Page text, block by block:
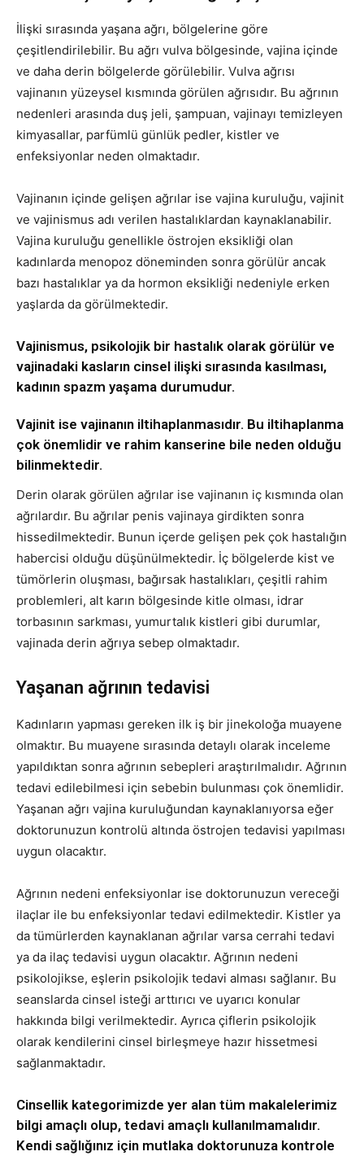
İlişki sırasında yaşana ağrı, bölgelerine göre
çeşitlendirilebilir. Bu ağrı vulva bölgesinde, vajina içinde
ve daha derin bölgelerde görülebilir. Vulva ağrısı
vajinanın yüzeysel kısmında görülen ağrısıdır. Bu ağrının
nedenleri arasında duş jeli, şampuan, vajinayı temizleyen
kimyasallar, parfümlü günlük pedler, kistler ve
enfeksiyonlar neden olmaktadır.
Vajinanın içinde gelişen ağrılar ise vajina kuruluğu, vajinit
ve vajinismus adı verilen hastalıklardan kaynaklanabilir.
Vajina kuruluğu genellikle östrojen eksikliği olan
kadınlarda menopoz döneminden sonra görülür ancak
bazı hastalıklar ya da hormon eksikliği nedeniyle erken
yaşlarda da görülmektedir.
Vajinismus, psikolojik bir hastalık olarak görülür ve
vajinadaki kasların cinsel ilişki sırasında kasılması,
kadının spazm yaşama durumudur.
Vajinit ise vajinanın iltihaplanmasıdır. Bu iltihaplanma
çok önemlidir ve rahim kanserine bile neden olduğu
bilinmektedir.
Derin olarak görülen ağrılar ise vajinanın iç kısmında olan
ağrılardır. Bu ağrılar penis vajinaya girdikten sonra
hissedilmektedir. Bunun içerde gelişen pek çok hastalığın
habercisi olduğu düşünülmektedir. İç bölgelerde kist ve
tümörlerin oluşması, bağırsak hastalıkları, çeşitli rahim
problemleri, alt karın bölgesinde kitle olması, idrar
torbasının sarkması, yumurtalık kistleri gibi durumlar,
vajinada derin ağrıya sebep olmaktadır.
Yaşanan ağrının tedavisi
Kadınların yapması gereken ilk iş bir jinekoloğa muayene
olmaktır. Bu muayene sırasında detaylı olarak inceleme
yapıldıktan sonra ağrının sebepleri araştırılmalıdır. Ağrının
tedavi edilebilmesi için sebebin bulunması çok önemlidir.
Yaşanan ağrı vajina kuruluğundan kaynaklanıyorsa eğer
doktorunuzun kontrolü altında östrojen tedavisi yapılması
uygun olacaktır.
Ağrının nedeni enfeksiyonlar ise doktorunuzun vereceği
ilaçlar ile bu enfeksiyonlar tedavi edilmektedir. Kistler ya
da tümürlerden kaynaklanan ağrılar varsa cerrahi tedavi
ya da ilaç tedavisi uygun olacaktır. Ağrının nedeni
psikolojikse, eşlerin psikolojik tedavi alması sağlanır. Bu
seanslarda cinsel isteği arttırıcı ve uyarıcı konular
hakkında bilgi verilmektedir. Ayrıca çiflerin psikolojik
olarak kendilerini cinsel birleşmeye hazır hissetmesi
sağlanmaktadır.
Cinsellik kategorimizde yer alan tüm makalelerimiz
bilgi amaçlı olup, tedavi amaçlı kullanılmamalıdır.
Kendi sağlığınız için mutlaka doktorunuza kontrole